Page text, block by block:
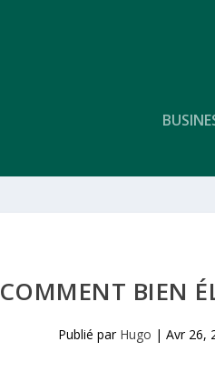
COMMENT BIEN
Publié par Hugo | Avr 26,